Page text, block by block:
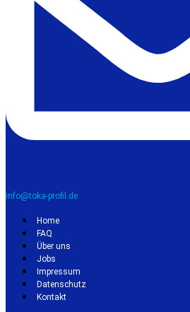
info@toka-profil.de
Home
FAQ
Über uns
Jobs
Impressum
Datenschutz
Kontakt